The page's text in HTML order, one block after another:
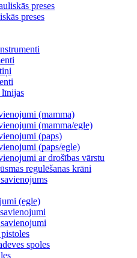
preses
preses
līnijas
(mamma)
(mamma/egle)
(paps)
(paps/egle)
ar drošības vārstu
regulēšanas krāni
(egle)
spoles